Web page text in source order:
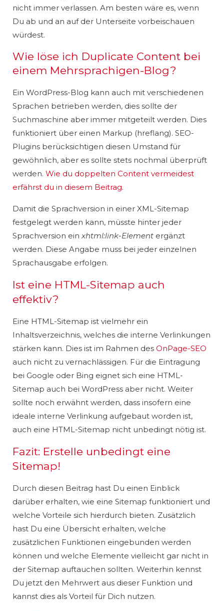
nicht immer verlassen. Am besten wäre es, wenn
Du ab und an auf der Unterseite vorbeischauen
würdest.
Wie löse ich Duplicate Content bei
einem Mehrsprachigen-Blog?
Ein WordPress-Blog kann auch mit verschiedenen
Sprachen betrieben werden, dies sollte der
Suchmaschine aber immer mitgeteilt werden. Dies
funktioniert über einen Markup (hreflang). SEO-
Plugins berücksichtigen diesen Umstand für
gewöhnlich, aber es sollte stets nochmal überprüft
werden. Wie du doppelten Content vermeidest
erfährst du in diesem Beitrag.
Damit die Sprachversion in einer XML-Sitemap
festgelegt werden kann, müsste hinter jeder
Sprachversion einxhtml:link-Element ergänzt
werden. Diese Angabe muss bei jeder einzelnen
Sprachausgabe erfolgen.
Ist eine HTML-Sitemap auch
effektiv?
Eine HTML-Sitemap ist vielmehr ein
Inhaltsverzeichnis, welches die interne Verlinkungen
stärken kann. Dies ist im Rahmen des OnPage-SEO
auch nicht zu vernachlässigen. Für die Eintragung
bei Google oder Bing eignet sich eine HTML-
Sitemap auch bei WordPress aber nicht. Weiter
sollte noch erwähnt werden, dass insofern eine
ideale interne Verlinkung aufgebaut worden ist,
auch eine HTML-Sitemap nicht unbedingt nötig ist.
Fazit: Erstelle unbedingt eine
Sitemap!
Durch diesen Beitrag hast Du einen Einblick
darüber erhalten, wie eine Sitemap funktioniert und
welche Vorteile sich hierdurch bieten. Zusätzlich
hast Du eine Übersicht erhalten, welche
zusätzlichen Funktionen eingebunden werden
können und welche Elemente vielleicht gar nicht in
der Sitemap auftauchen sollten. Weiterhin kennst
Du jetzt den Mehrwert aus dieser Funktion und
kannst dies als Vorteil für Dich nutzen.